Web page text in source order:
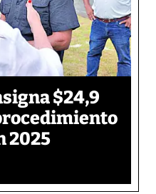
$24,9
2025